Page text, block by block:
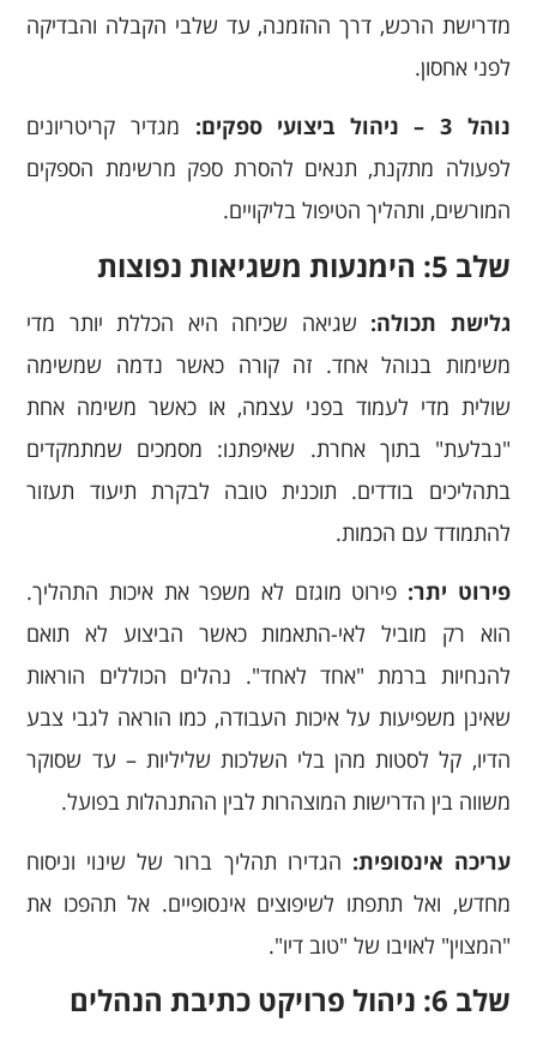
מדרישת הרכש, דרך ההזמנה, עד שלבי הקבלה והבדיקה
לפני אחסון.
נוהל 3 – ניהול ביצועי ספקים:
מגדיר קריטריונים
לפעולה מתקנת, תנאים להסרת ספק מרשימת הספקים
המורשים, ותהליך הטיפול בליקויים.
שלב 5: הימנעות משגיאות נפוצות
גלישת תכולה: שגיאה שכיחה היא הכללת יותר מדי
משימות בנוהל אחד. זה קורה כאשר נדמה שמשימה
שולית מדי לעמוד בפני עצמה, או כאשר משימה אחת
"נבלעת" בתוך אחרת. שאיפתנו: מסמכים שמתמקדים
בתהליכים בודדים. תוכנית טובה לבקרת תיעוד תעזור
להתמודד עם הכמות.
פירוט יתר: פירוט מוגזם לא משפר את איכות התהליך.
הוא רק מוביל לאי-התאמות כאשר הביצוע לא תואם
להנחיות ברמת "אחד לאחד". נהלים הכוללים הוראות
שאינן משפיעות על איכות העבודה, כמו הוראה לגבי צבע
הדיו, קל לסטות מהן בלי השלכות שליליות – עד שסוקר
משווה בין הדרישות המוצהרות לבין ההתנהלות בפועל.
עריכה אינסופית: הגדירו תהליך ברור של שינוי וניסוח
מחדש, ואל תתפתו לשיפוצים אינסופיים. אל תהפכו את
"המצוין" לאויבו של "טוב דיו".
שלב 6: ניהול פרויקט כתיבת הנהלים